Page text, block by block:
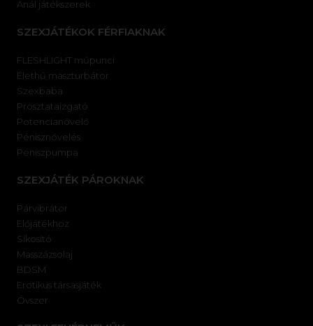
Anál játékszerek
SZEXJÁTÉKOK FÉRFIAKNAK
FLESHLIGHT műpunci
Élethű maszturbátor
Szexbaba
Prosztataizgató
Potencianövelő
Pénisznövelés
Péniszpumpa
SZEXJÁTÉK PÁROKNAK
Párvibrátor
Előjátékhoz
Síkosító
Masszázsolaj
BDSM
Erotikus társasjáték
Óvszer